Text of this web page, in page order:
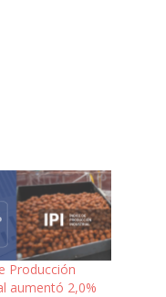
Producción
aumentó 2,0%